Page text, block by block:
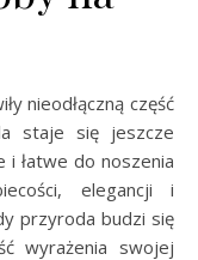
nieodłączną część
staje się jeszcze
łatwe do noszenia
elegancji i
przyroda budzi się
wyrażenia swojej